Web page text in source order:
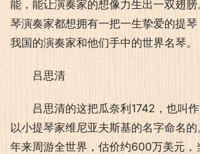
能，能让演奏家的想像力生出一双翅
琴演奏家都想拥有一把一生挚爱的提
我国的演奏家和他们手中的世界名琴。
吕思清
吕思清的这把瓜奈利1742，也叫
以小提琴家维尼亚夫斯基的名字命名
年来周游全世界，估价约600万美元，